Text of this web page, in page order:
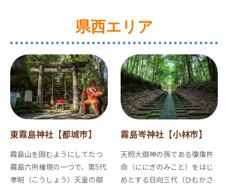
県西エリア
東霧島神社【都城市】
霧島山を囲むようにしてたつ
霧島六所権現の一つで、第5代
孝昭（こうしょう）天皇の御
霧島岑神社【小林市】
天照大御神の孫である瓊瓊杵
命（ににぎのみこと）をはじ
めとする日向三代（ひむかさ